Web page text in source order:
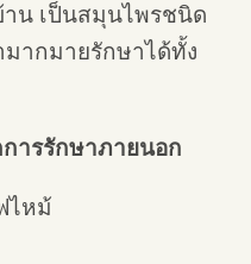
น เป็นสมุนไพรชนิด
ากมายรักษาได้ทั้ง
รักษาภายนอก
ไหม้